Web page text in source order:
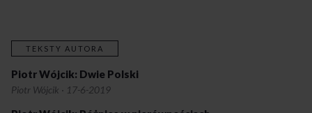
TEKSTY AUTORA
Piotr Wójcik: Dwie Polski
Piotr Wójcik · 17-6-2019